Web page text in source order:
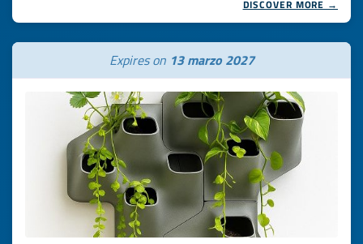
DISCOVER MORE →
Expires on 13 marzo 2027